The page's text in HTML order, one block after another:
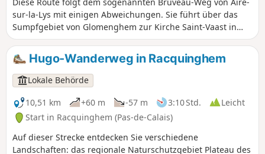
Diese Route folgt dem sogenannten Bruveau-Weg von Aire-
sur-la-Lys mit einigen Abweichungen. Sie führt über das
Sumpfgebiet von Glomenghem zur Kirche Saint-Vaast in
Mametz und dann über den Chemin de Fauquenthun im
Weiler Rincq zurück zum Weiler Moulin-le-Comte.
Hugo-Wanderweg in Racquinghem
Lokale Behörde
10,51 km
+60 m -57 m 3:10 Std.
Leicht
Start in Racquinghem (Pas-de-Calais)
Auf dieser Strecke entdecken Sie verschiedene
Landschaften: das regionale Naturschutzgebiet Plateau des